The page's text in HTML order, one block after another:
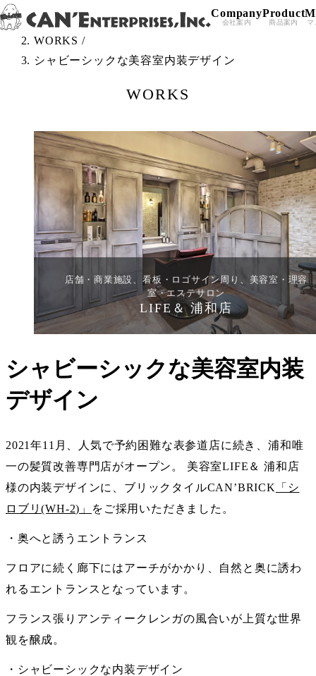
Skip to content
Company
会社案内
Product
商品案内 マ
TOP /
WORKS /
シャビーシックな美容室内装デザイン
WORKS
店舗・商業施設、看板・ロゴサイン周り、美容室・理容
室・エステサロン
LIFE＆ 浦和店
シャビーシックな美容室内装
デザイン
2021年11月、人気で予約困難な表参道店に続き、浦和唯
一の髪質改善専門店がオープン。 美容室LIFE＆ 浦和店
様の内装デザインに、ブリックタイルCAN’BRICK
「シ
ロブリ(WH-2)」
をご採用いただきました。
・奥へと誘うエントランス
フロアに続く廊下にはアーチがかかり、自然と奥に誘わ
れるエントランスとなっています。
フランス張りアンティークレンガの風合いが上質な世界
観を醸成。
・シャビーシックな内装デザイン